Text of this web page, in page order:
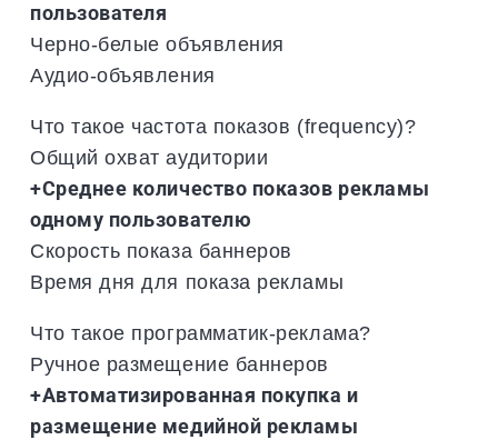
пользователя
Черно-белые объявления
Аудио-объявления
Что такое частота показов (frequency)?
Общий охват аудитории
+Среднее количество показов рекламы
одному пользователю
Скорость показа баннеров
Время дня для показа рекламы
Что такое программатик-реклама?
Ручное размещение баннеров
+Автоматизированная покупка и
размещение медийной рекламы